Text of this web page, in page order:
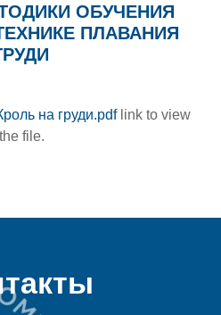
ОБУЧЕНИЯ
ПЛАВАНИЯ
на груди.pdflink to view
the file.